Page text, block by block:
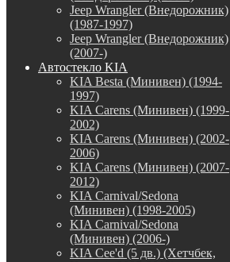
Jeep Wrangler (Внедорожник)
(1987-1997)
Jeep Wrangler (Внедорожник)
(2007-)
Автостекло KIA
KIA Besta (Минивен) (1994-
1997)
KIA Carens (Минивен) (1999-
2002)
KIA Carens (Минивен) (2002-
2006)
KIA Carens (Минивен) (2007-
2012)
KIA Carnival/Sedona
(Минивен) (1998-2005)
KIA Carnival/Sedona
(Минивен) (2006-)
KIA Cee'd (5 дв.) (Хетчбек,